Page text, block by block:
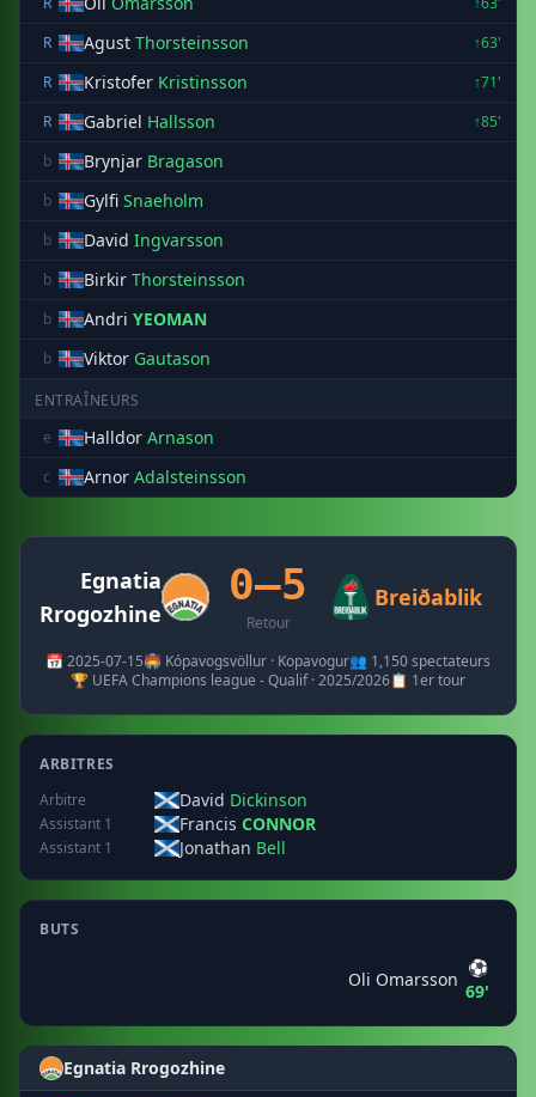
R
Agust Thorsteinsson
↑63'
R
Kristofer Kristinsson
↑71'
R
Gabriel Hallsson
↑85'
b
Brynjar Bragason
b Gylfi Snaeholm
b David Ingvarsson
b Birkir Thorsteinsson
b Andri YEOMAN
b Viktor Gautason
ENTRAÎNEURS
e
Halldor Arnason
c Arnor Adalsteinsson
Egnatia
Rrogozhine
0–5
Retour
Breiðablik
📅 2025-07-15🏟️ Kópavogsvöllur · Kopavogur👥 1,150 spectateurs
🏆 UEFA Champions league - Qualif · 2025/2026📋 1er tour
ARBITRES
Arbitre
David Dickinson
Assistant 1 Francis CONNOR
Assistant 1 Jonathan Bell
BUTS
Oli Omarsson
⚽
69'
Egnatia Rrogozhine